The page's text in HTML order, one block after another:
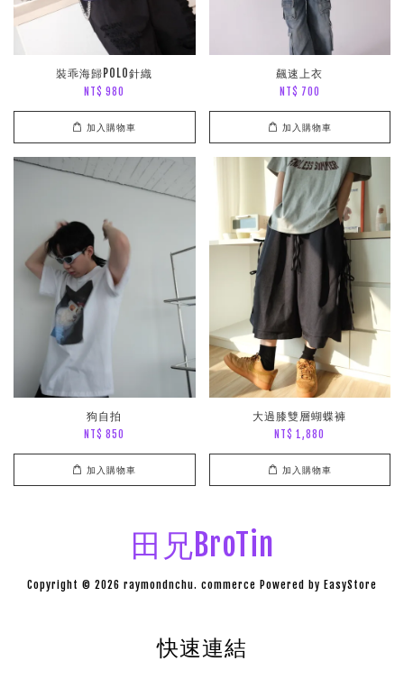
裝乖海歸POLO針織
NT$ 980
加入購物車
飆速上衣
NT$ 700
加入購物車
狗自拍
NT$ 850
加入購物車
大過膝雙層蝴蝶褲
NT$ 1,880
加入購物車
田兄BroTin
Copyright © 2026 raymondnchu. commerce Powered by EasyStore
快速連結